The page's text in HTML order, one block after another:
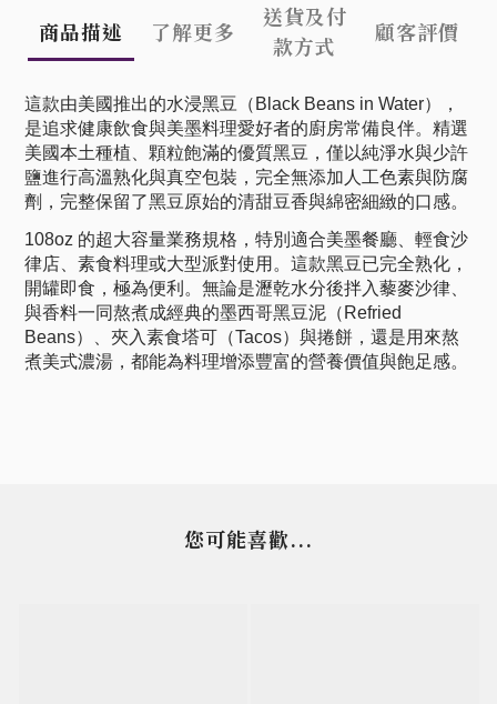
商品描述 了解更多
送貨及付
款方式
顧客評價
這款由美國推出的水浸黑豆（Black Beans in Water），
是追求健康飲食與美墨料理愛好者的廚房常備良伴。精選
美國本土種植、顆粒飽滿的優質黑豆，僅以純淨水與少許
鹽進行高溫熟化與真空包裝，完全無添加人工色素與防腐
劑，完整保留了黑豆原始的清甜豆香與綿密細緻的口感。
108oz 的超大容量業務規格，特別適合美墨餐廳、輕食沙
律店、素食料理或大型派對使用。這款黑豆已完全熟化，
開罐即食，極為便利。無論是瀝乾水分後拌入藜麥沙律、
與香料一同熬煮成經典的墨西哥黑豆泥（Refried
Beans）、夾入素食塔可（Tacos）與捲餅，還是用來熬
煮美式濃湯，都能為料理增添豐富的營養價值與飽足感。
您可能喜歡...